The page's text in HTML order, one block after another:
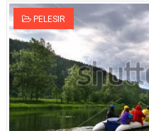
PELESIR